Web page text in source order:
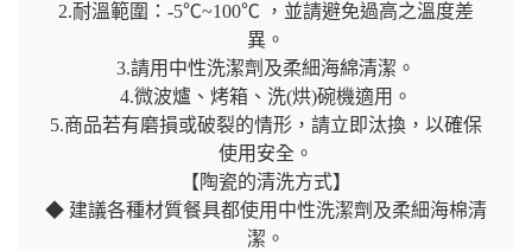
2.耐溫範圍：-5℃~100℃ ，並請避免過高之溫度差
異。
3.請用中性洗潔劑及柔細海綿清潔。
4.微波爐、烤箱、洗(烘)碗機適用。
5.商品若有磨損或破裂的情形，請立即汰換，以確保
使用安全。
【陶瓷的清洗方式】
◆ 建議各種材質餐具都使用中性洗潔劑及柔細海棉清
潔。